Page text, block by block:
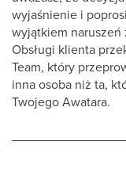
wyjaśnienie i
wyjątkiem naruszeń
Obsługi klienta
Team, który
inna osoba niż ta,
Twojego Awatara.